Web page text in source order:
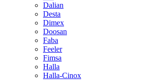
Dalian
Desta
Dimex
Doosan
Faba
Feeler
Fimsa
Halla
Halla-Cinox